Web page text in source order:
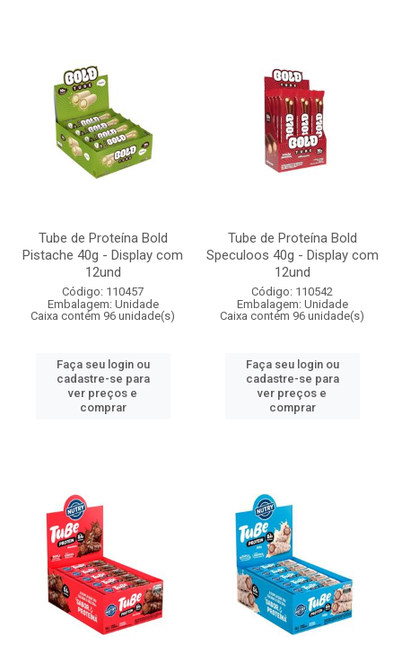
Tube de Proteína Bold
Pistache 40g - Display com
12und
Código: 110457
Embalagem: Unidade
Caixa contém 96 unidade(s)
Faça seu login ou
cadastre-se para
ver preços e
comprar
Tube de Proteína Bold
Speculoos 40g - Display com
12und
Código: 110542
Embalagem: Unidade
Caixa contém 96 unidade(s)
Faça seu login ou
cadastre-se para
ver preços e
comprar